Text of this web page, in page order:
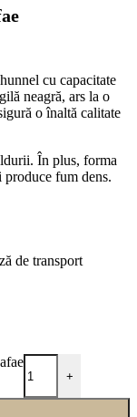
cu capacitate
neagră, ars la o
o înaltă calitate
În plus, forma
fum dens.
de transport
+